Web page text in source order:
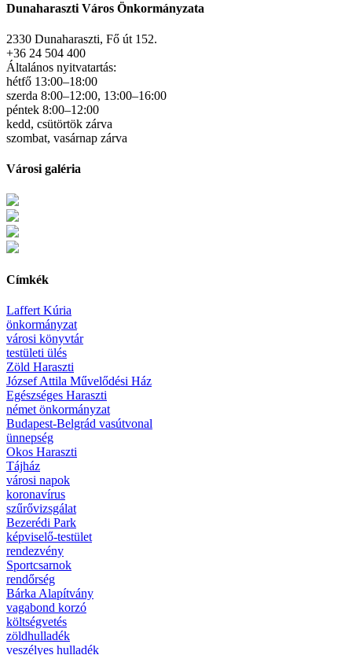
Dunaharaszti Város Önkormányzata
2330 Dunaharaszti, Fő út 152.
+36 24 504 400
Általános nyitvatartás:
hétfő 13:00–18:00
szerda 8:00–12:00, 13:00–16:00
péntek 8:00–12:00
kedd, csütörtök zárva
szombat, vasárnap zárva
Városi galéria
Címkék
Laffert Kúria
önkormányzat
városi könyvtár
testületi ülés
Zöld Haraszti
József Attila Művelődési Ház
Egészséges Haraszti
német önkormányzat
Budapest-Belgrád vasútvonal
ünnepség
Okos Haraszti
Tájház
városi napok
koronavírus
szűrővizsgálat
Bezerédi Park
képviselő-testület
rendezvény
Sportcsarnok
rendőrség
Bárka Alapítvány
vagabond korzó
költségvetés
zöldhulladék
veszélyes hulladék